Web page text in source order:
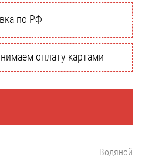
по РФ
оплату картами
Водяной